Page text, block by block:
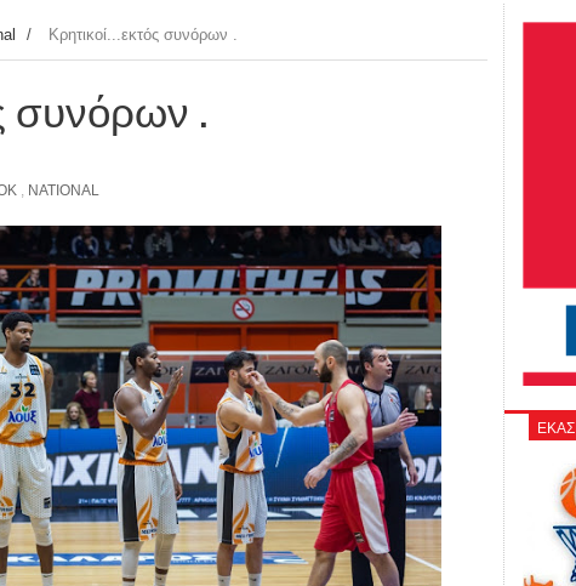
/ Κρητικοί...εκτός συνόρων .
συνόρων .
, NATIONAL